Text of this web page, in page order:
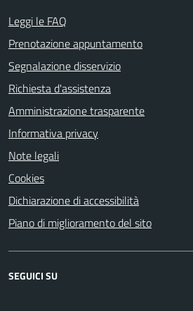
Leggi le FAQ
Prenotazione appuntamento
Segnalazione disservizio
Richiesta d'assistenza
Amministrazione trasparente
Informativa privacy
Note legali
Cookies
Dichiarazione di accessibilità
Piano di miglioramento del sito
SEGUICI SU